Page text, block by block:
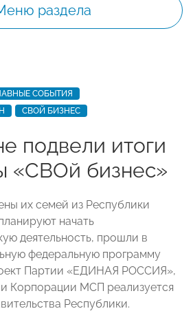
раздела
СОБЫТИЯ
СВОЙ БИЗНЕС
подвели итоги
«СВОй бизнес»
их семей из Республики
начать
деятельность, прошли в
федеральную программу
Партии «ЕДИНАЯ РОССИЯ»,
МСП реализуется
Республики.